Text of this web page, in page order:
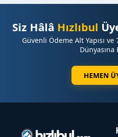
Siz Hâlâ Hızlıbul
Güvenli Ödeme Alt Yapısı
Dünyasına
HEMEN